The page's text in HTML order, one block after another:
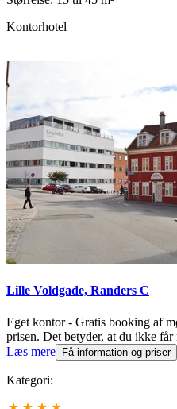
Kontorhotel
Lille Voldgade, Randers C
Eget kontor - Gratis booking af
prisen. Det betyder, at du ikke får
Læs mere Få information og priser
Kategori: